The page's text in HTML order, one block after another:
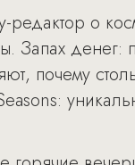
редактор о
Запах
почему